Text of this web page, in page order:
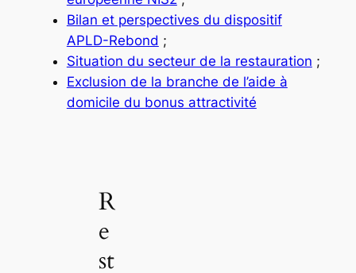
Bilan et perspectives du dispositif
APLD-Rebond ;
Situation du secteur de la restauration ;
Exclusion de la branche de l’aide à
domicile du bonus attractivité
R
e
st